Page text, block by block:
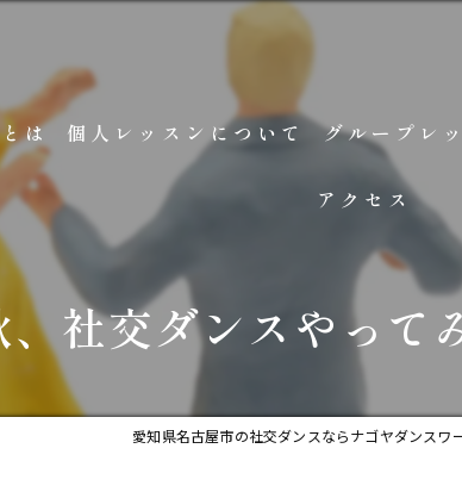
は 個人レッスンについて グループレ
アクセス
社交ダンスやって
愛知県名古屋市の社交ダンスならナゴヤダンスワ